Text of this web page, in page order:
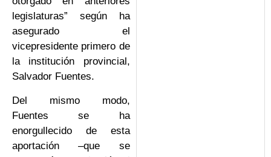
legislaturas” según ha
asegurado el
vicepresidente primero de
la institución provincial,
Salvador Fuentes.
Del mismo modo,
Fuentes se ha
enorgullecido de esta
aportación –que se